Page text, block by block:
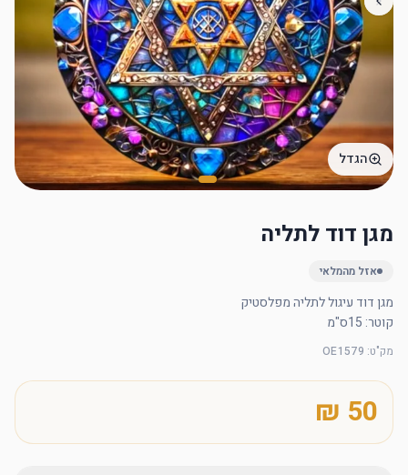
הגדל
מגן דוד לתליה
אזל מהמלאי
קוטר: 15ס"מ
מק"ט:
OE1579